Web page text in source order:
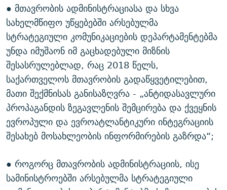
● მთავრობის ადმინისტრაციასა და სხვა
სახელმწიფო უწყებებში არსებულმა
სტრატეგიული კომუნიკაციების დეპარტამენტებმა
უნდა იმუშაონ იმ გაცხადებული მიზნის
შესასრულებლად, რაც 2018 წელს,
საქართველოს მთავრობის გადაწყვეტილებით,
მათი შექმნისას განისაზღვრა - „ანტიდასავლური
პროპაგანდის ზეგავლენის შემცირება და ქვეყნის
ევროპული და ევროატლანტიკური ინტეგრაციის
შესახებ მოსახლეობის ინფორმირების გაზრდა“;
● როგორც მთავრობის ადმინისტრაციის, ისე
სამინისტროებში არსებულმა სტრატეგიული